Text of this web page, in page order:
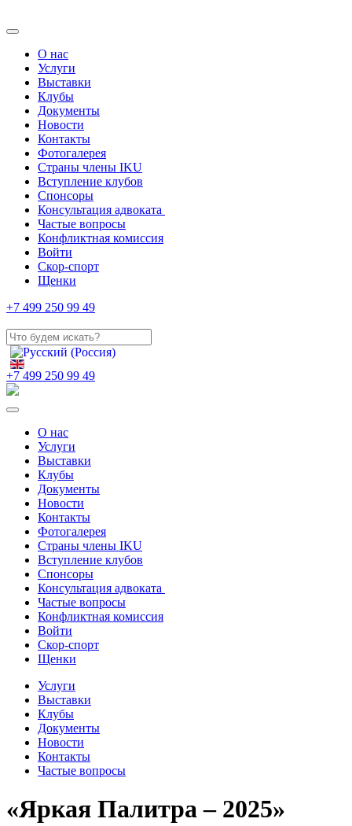
О нас
Услуги
Выставки
Клубы
Документы
Новости
Контакты
Фотогалерея
Страны члены IKU
Вступление клубов​
Спонсоры
Консультация адвоката ​
Частые вопросы
Конфликтная комиссия
Войти
Скор-спорт
Щенки
+7 499 250 99 49
+7 499 250 99 49
О нас
Услуги
Выставки
Клубы
Документы
Новости
Контакты
Фотогалерея
Страны члены IKU
Вступление клубов​
Спонсоры
Консультация адвоката ​
Частые вопросы
Конфликтная комиссия
Войти
Скор-спорт
Щенки
Услуги
Выставки
Клубы
Документы
Новости
Контакты
Частые вопросы
«Яркая Палитра – 2025»